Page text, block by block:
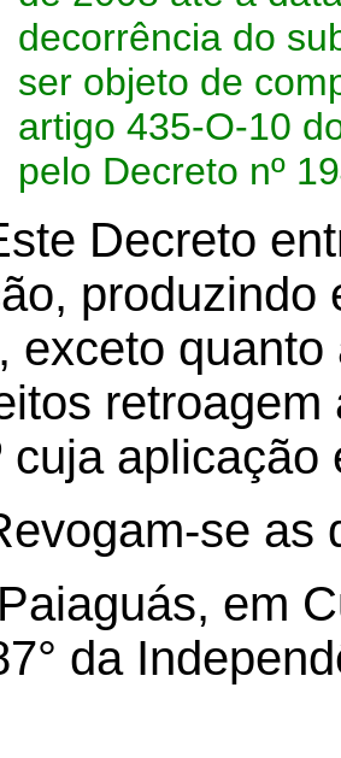
decorrência do
ser objeto de
artigo 435-O-10
pelo Decreto nº
Decreto
produzindo
exceto quanto
retroagem
cuja aplicação
se as
em
da